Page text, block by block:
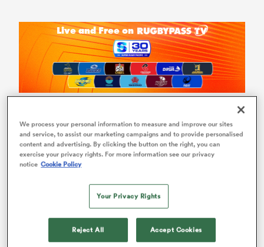
Pro D2
Grenoble 30
30
Colomiers 30 18 11
We process your personal information to measure and improve our sites
and service, to assist our marketing campaigns and to provide personalised
content and advertising. By clicking the button on the right, you can
exercise your privacy rights. For more information see our privacy
notice Cookie Policy
Your Privacy Rights
Reject All Accept Cookies